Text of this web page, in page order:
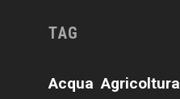
TAG
Acqua Agricoltura